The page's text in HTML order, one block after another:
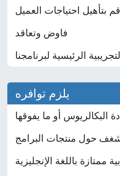
قم بتأهيل احتياجات العميل
فاوض وتعاقد
الرئيسية لبرنامجنا
يلزم توافره
البكالريوس أو ما يفوقها
حول منتجات البرامج
ممتازة باللغة الإنجليزية